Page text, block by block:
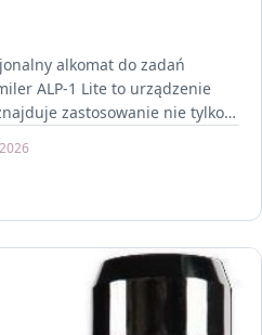
alkomat do zadań
ALP-1 Lite to urządzenie
zastosowanie nie tylko